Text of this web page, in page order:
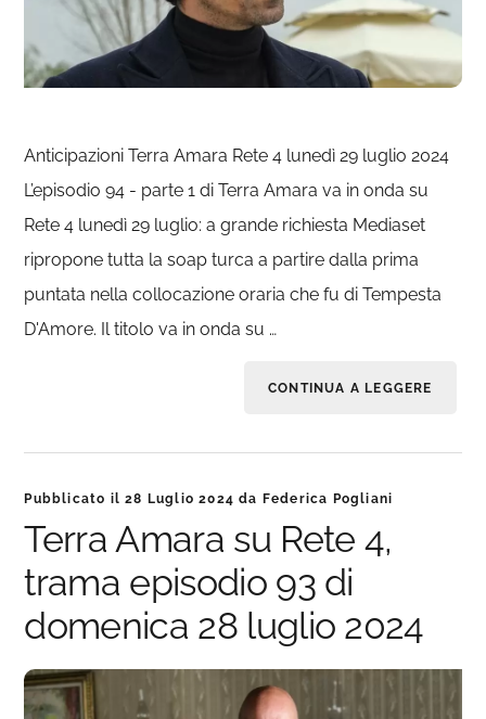
Anticipazioni Terra Amara Rete 4 lunedì 29 luglio 2024
L’episodio 94 - parte 1 di Terra Amara va in onda su
Rete 4 lunedì 29 luglio: a grande richiesta Mediaset
ripropone tutta la soap turca a partire dalla prima
puntata nella collocazione oraria che fu di Tempesta
D'Amore. Il titolo va in onda su …
CONTINUA A LEGGERE
Pubblicato il28 Luglio 2024 da Federica Pogliani
Terra Amara su Rete 4,
trama episodio 93 di
domenica 28 luglio 2024